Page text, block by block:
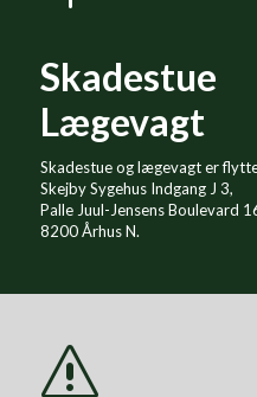
Skadestue
Lægevagt
Skadestue og lægevagt er
Skejby Sygehus Indgang J 3,
Palle Juul-Jensens Boulevard
8200 Århus N.
s